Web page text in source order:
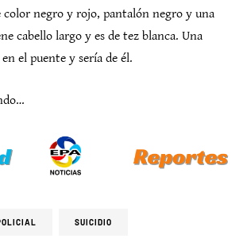
color negro y rojo, pantalón negro y una
cabello largo y es de tez blanca. Una
el puente y sería de él.
SUICIDIO